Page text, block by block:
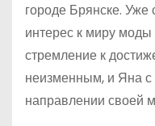
городе Брянске. Уже
интерес к миру
стремление к
неизменным, и Яна с
направлении своей